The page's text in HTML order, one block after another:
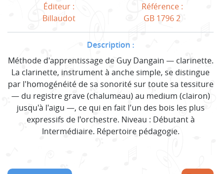
Éditeur :
Billaudot
Référence :
GB 1796 2
Description :
Méthode d'apprentissage de Guy Dangain — clarinette.
La clarinette, instrument à anche simple, se distingue
par l'homogénéité de sa sonorité sur toute sa tessiture
— du registre grave (chalumeau) au medium (clairon)
jusqu'à l'aigu —, ce qui en fait l'un des bois les plus
expressifs de l'orchestre. Niveau : Débutant à
Intermédiaire. Répertoire pédagogie.